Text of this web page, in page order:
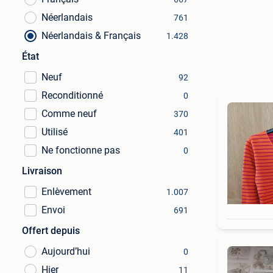
Néerlandais 761
Néerlandais & Français 1.428
État
Neuf
92
Reconditionné 0
Comme neuf 370
Utilisé 401
Ne fonctionne pas 0
Livraison
Enlèvement
1.007
Envoi 691
Offert depuis
Aujourd’hui
0
Hier 11